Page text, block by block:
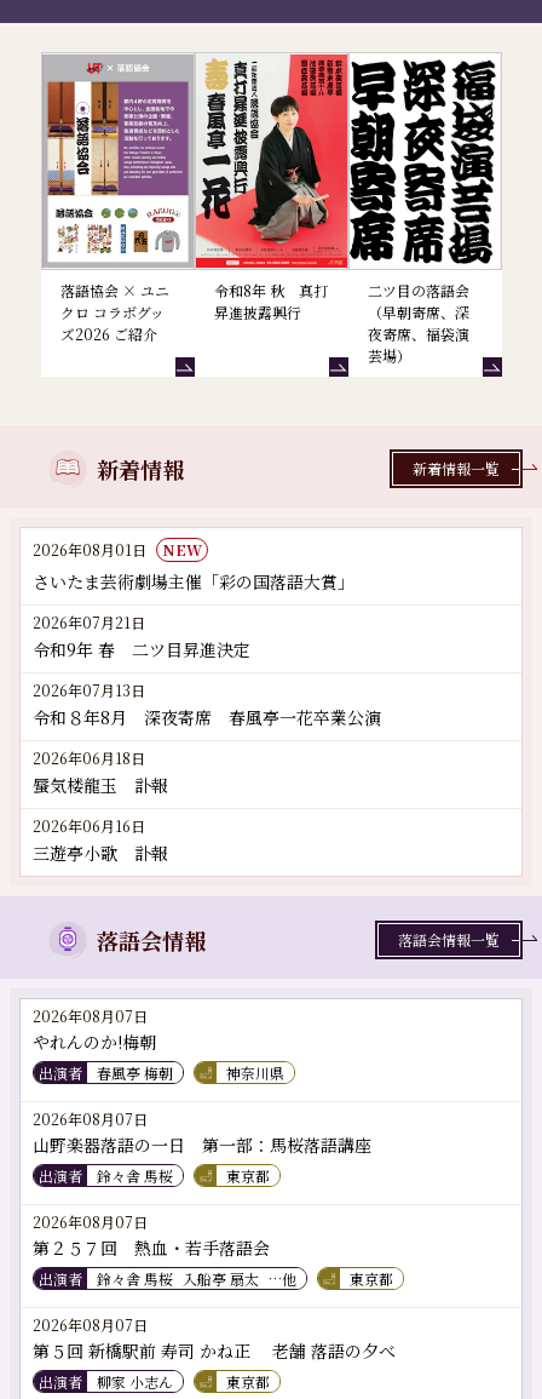
落語協会 × ユニ
クロ コラボグッ
ズ2026 ご紹介
令和8年 秋 真打
昇進披露興行
二ツ目の落語会
（早朝寄席、深
夜寄席、福袋演
芸場）
新着情報
2026年08月01日 NEW
さいたま芸術劇場主催「彩の国落語大賞」
2026年07月21日
令和9年 春 二ツ目昇進決定
2026年07月13日
令和８年8月 深夜寄席 春風亭一花卒業公演
2026年06月18日
蜃気楼龍玉 訃報
2026年06月16日
三遊亭小歌 訃報
新着情報一覧
落語会情報
2026年08月07日
やれんのか!梅朝
出演者 春風亭 梅朝 神奈川県
2026年08月07日
山野楽器落語の一日 第一部：馬桜落語講座
出演者 鈴々舎 馬桜 東京都
2026年08月07日
第２５７回 熱血・若手落語会
出演者 鈴々舎 馬桜 入船亭 扇太 …他 東京都
2026年08月07日
第５回 新橋駅前 寿司 かね正 老舗 落語の夕べ
出演者 柳家 小志ん 東京都
落語会情報一覧